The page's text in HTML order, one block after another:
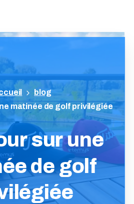
surune
de golf
blog
matinée de golf privilégiée